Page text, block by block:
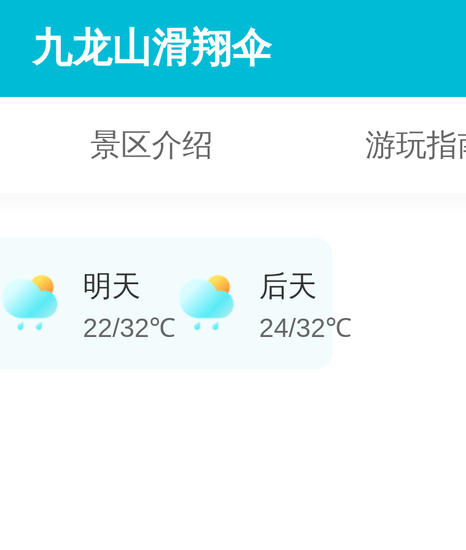
九龙山滑翔伞
景区介绍 游玩指
明天
22/32℃
后天
24/32℃